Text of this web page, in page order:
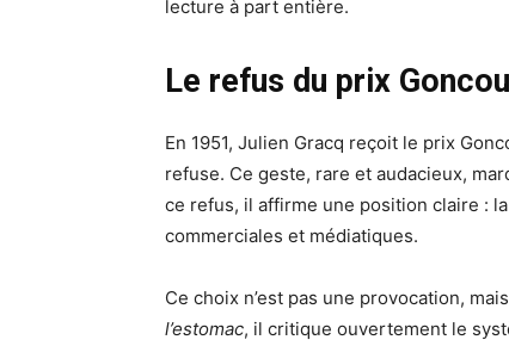
lecture à part entière.
Le refus du prix
En 1951, Julien Gracq reçoit le prix
refuse. Ce geste, rare et audacieux,
ce refus, il affirme une position claire :
commerciales et médiatiques.
Ce choix n’est pas une provocation,
l’estomac, il critique ouvertement le